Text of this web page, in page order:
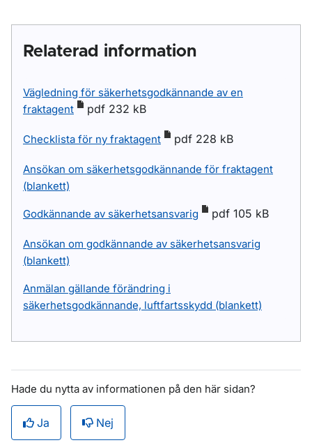
Relaterad information
Vägledning för säkerhetsgodkännande av en
fraktagent
pdf 232 kB
Checklista för ny fraktagent pdf 228 kB
Ansökan om säkerhetsgodkännande för fraktagent
(blankett)
Godkännande av säkerhetsansvarig pdf 105 kB
Ansökan om godkännande av säkerhetsansvarig
(blankett)
Anmälan gällande förändring i
säkerhetsgodkännande, luftfartsskydd (blankett)
Hade du nytta av informationen på den här sidan?
Ja Nej